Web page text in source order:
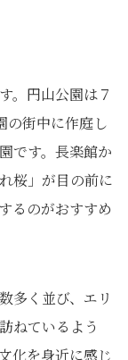
。円山公園は７
の街中に作庭し
です。長楽館か
桜」が目の前に
るのがおすすめ
多く並び、エリ
ねているよう
化を身近に感じ